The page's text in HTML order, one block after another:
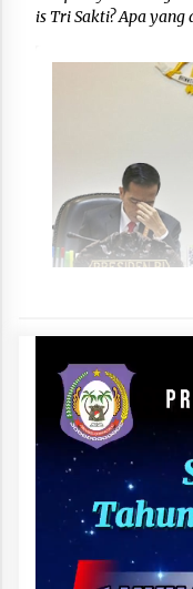
is Tri Sakti? Apa yang